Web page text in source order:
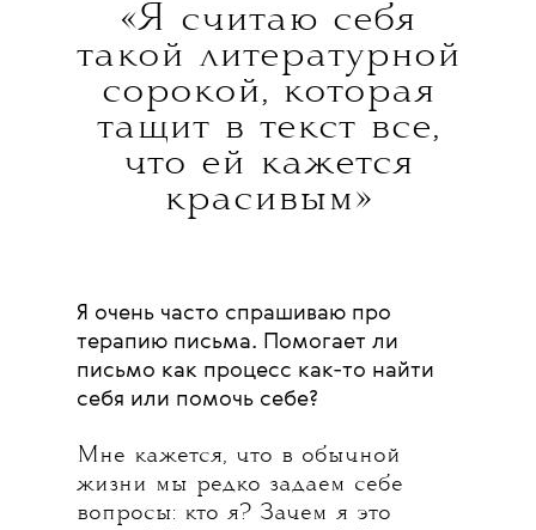
«Я считаю себя
такой литературной
сорокой, которая
тащит в текст все,
что ей кажется
красивым»
Я очень часто спрашиваю про
терапию письма. Помогает ли
письмо как процесс как-то найти
себя или помочь себе?
Мне кажется, что в обычной
жизни мы редко задаем себе
вопросы: кто я? Зачем я это